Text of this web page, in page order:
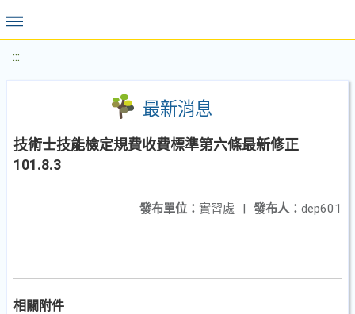
:::
最新消息
技術士技能檢定規費收費標準第六條最新修正
101.8.3
發布人： dep601
發布單位： 實習處 |
相關附件